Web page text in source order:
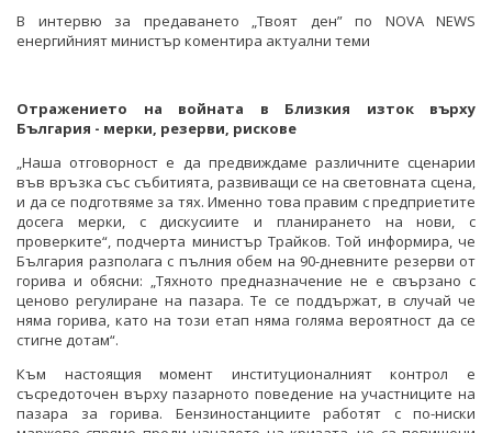
В интервю за предаването „Твоят ден” по NOVA NEWS
енергийният министър коментира актуални теми
Отражението на войната в Близкия изток върху
България - мерки, резерви, рискове
„Наша отговорност е да предвиждаме различните сценарии
във връзка със събитията, развиващи се на световната сцена,
и да се подготвяме за тях. Именно това правим с предприетите
досега мерки, с дискусиите и планирането на нови, с
проверките“, подчерта министър Трайков. Той информира, че
България разполага с пълния обем на 90-дневните резерви от
горива и обясни: „Тяхното предназначение не е свързано с
ценово регулиране на пазара. Те се поддържат, в случай че
няма горива, като на този етап няма голяма вероятност да се
стигне дотам“.
Към настоящия момент институционалният контрол е
съсредоточен върху пазарното поведение на участниците на
пазара за горива. Бензиностанциите работят с по-ниски